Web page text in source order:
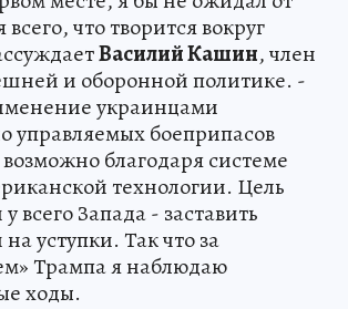
что творится вокруг
Василий Кашин, член
и оборонной политике. -
украинцами
управляемых боеприпасов
благодаря системе
технологии. Цель
всего Запада - заставить
уступки. Так что за
Трампа я наблюдаю
ходы.